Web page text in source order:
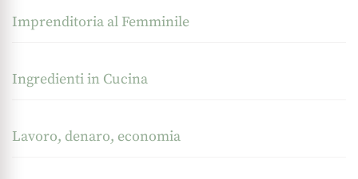
Imprenditoria al Femminile
Ingredienti in Cucina
Lavoro, denaro, economia